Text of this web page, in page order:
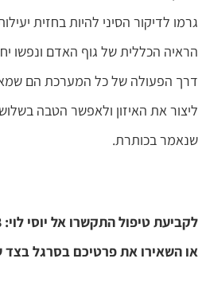
גרמו לדיקור הסיני להיות בחזית
הראיה הכללית של גוף האדם ונפשו
דרך הפעולה של כל המערכת הם
ליצור את האיזון ולאפשר הטבה
שנאמר בכותרת.
לקביעת טיפול התקשרו אל יוסי לוי: 072-3925098
או השאירו את פרטיכם בסרגל